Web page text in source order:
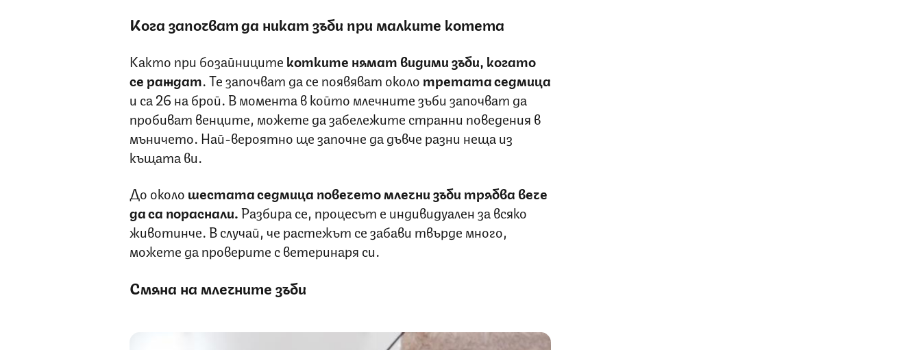
Кога започват да никат зъби при малките котета
Както при бозайниците котките нямат видими зъби, когато
се раждат. Те започват да се появяват около третата седмица
и са 26 на брой. В момента в който млечните зъби започват да
пробиват венците, можете да забележите странни поведения в
мъничето. Най-вероятно ще започне да дъвче разни неща из
къщата ви.
До около шестата седмица повечето млечни зъби трябва вече
да са пораснали.Разбира се, процесът е индивидуален за всяко
животинче. В случай, че растежът се забави твърде много,
можете да проверите с ветеринаря си.
Смяна на млечните зъби